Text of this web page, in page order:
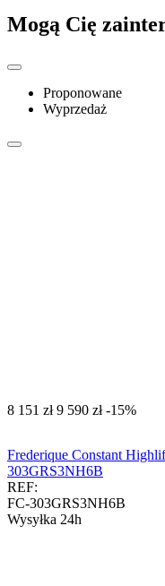
Mogą Cię
Proponowane
Wyprzedaż
‍8 151‍ zł ‍9 590‍ zł -15%
Frederique Constant
303GRS3NH6B
REF:
FC-303GRS3NH6B
Wysyłka 24h